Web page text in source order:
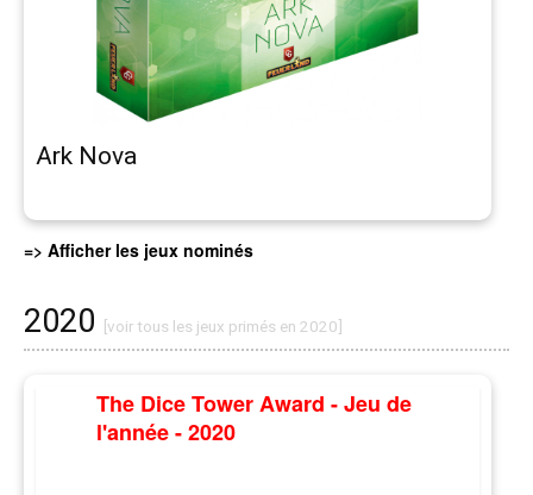
Ark Nova
=> Afficher les jeux nominés
2020 [voir tous les jeux primés en 2020]
The Dice Tower Award - Jeu de
l'année - 2020